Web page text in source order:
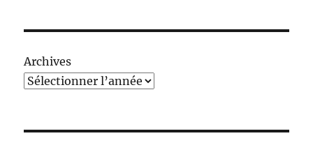
Archives